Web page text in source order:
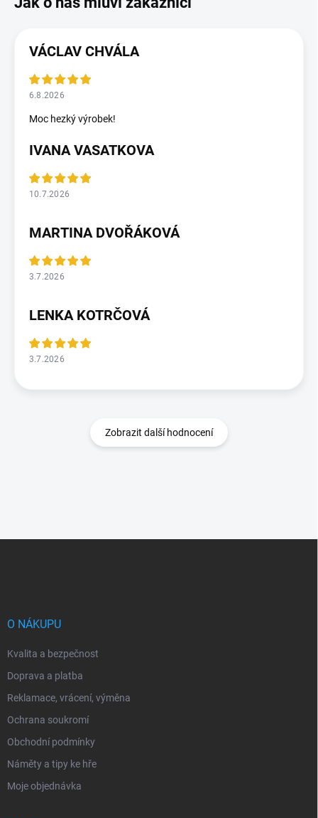
VÁCLAV CHVÁLA
6.8.2026
Moc hezký výrobek!
IVANA VASATKOVA
10.7.2026
MARTINA DVOŘÁKOVÁ
3.7.2026
LENKA KOTRČOVÁ
3.7.2026
Zobrazit další hodnocení
O NÁKUPU
Kvalita a bezpečnost
Doprava a platba
Reklamace, vrácení, výměna
Ochrana soukromí
Obchodní podmínky
Náměty a tipy ke hře
Moje objednávka